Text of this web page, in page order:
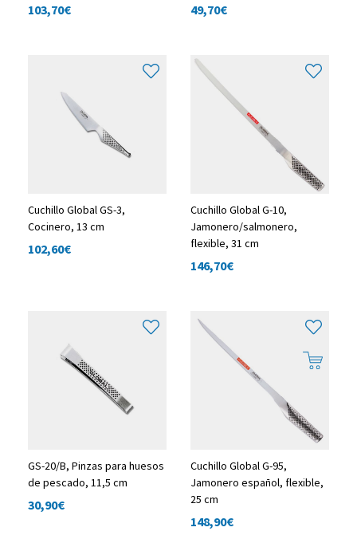
103,70€ 49,70€
Cuchillo Global GS-3,
Cocinero, 13 cm
102,60€
Cuchillo Global G-10,
Jamonero/salmonero,
flexible, 31 cm
146,70€
GS-20/B, Pinzas para huesos
de pescado, 11,5 cm
30,90€
Cuchillo Global G-95,
Jamonero español, flexible,
25 cm
148,90€